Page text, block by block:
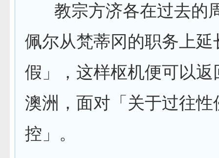
教宗方济各在过去的
佩尔从梵蒂冈的职务上延
假」，这样枢机便可以返
澳洲，面对「关于过往性
控」。